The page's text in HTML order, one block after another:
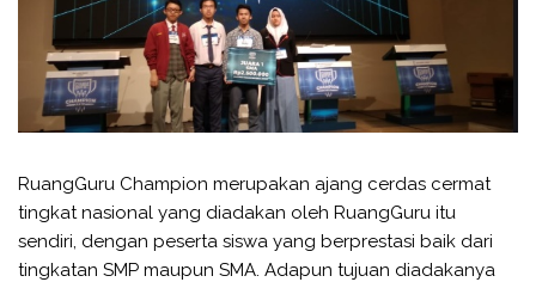
RuangGuru Champion merupakan ajang cerdas cermat
tingkat nasional yang diadakan oleh RuangGuru itu
sendiri, dengan peserta siswa yang berprestasi baik dari
tingkatan SMP maupun SMA. Adapun tujuan diadakanya